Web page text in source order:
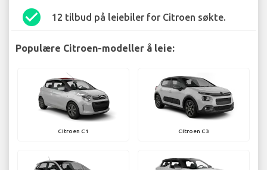
check_circle 12 tilbud på leiebiler for Citroen søkte.
Populære Citroen-modeller å leie:
Citroen C1 Citroen C3